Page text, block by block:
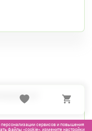
9Г
сервисов и повышения
файлы «cookie», измените настройки